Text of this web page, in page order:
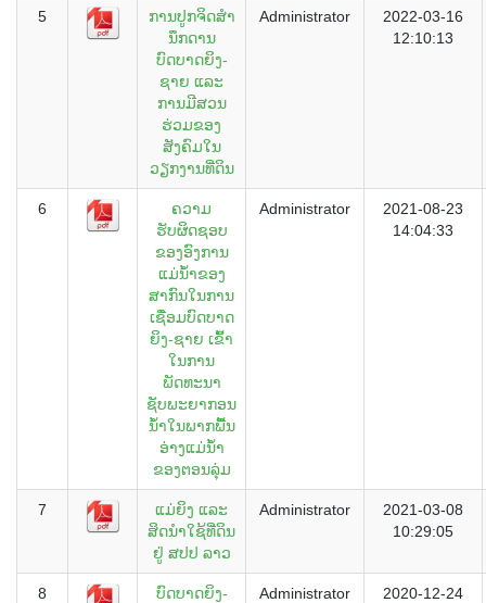
5
ການປູກຈິດສໍາ
ນຶກດານ
ບົດບາດຍິງ-
ຊາຍ ແລະ
ການມີສວນ
ຮ່ວມຂອງ
ສັງຄົມໃນ
ວຽກງານທີ່ດິນ
Administrator
2022-03-16
12:10:13
6
ຄວາມ
ຮັບຜິດຊອບ
ຂອງອົງການ
ແມ່ນໍ້າຂອງ
ສາກົນໃນການ
ເຊື່ອມບົດບາດ
ຍິງ-ຊາຍ ເຂົ້າ
ໃນການ
ພັດທະນາ
ຊັບພະຍາກອນ
ນ້ຳໃນພາກພື້ນ
ອ່າງແມ່ນ້ຳ
ຂອງຕອນລຸ່ມ
Administrator
2021-08-23
14:04:33
7
ແມ່ຍິງ ແລະ
ສິດນຳໃຊ້ທີ່ດິນ
ຢູ່ ສປປ ລາວ
Administrator
2021-03-08
10:29:05
8
ບົດບາດຍິງ-
Administrator
2020-12-24